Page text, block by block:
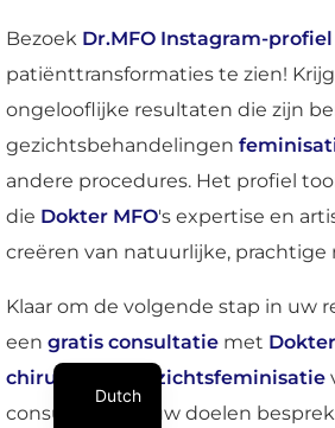
Bezoek Dr.MFO Instagram-profiel
patiënttransformaties te zien!
ongelooflijke resultaten die zijn
gezichtsbehandelingen
andere procedures. Het profiel
die Dokter MFO's expertise en
creëren van natuurlijke, prachtige
Klaar om de volgende stap in uw
een gratis consultatie met
chirurg voor gezichtsfeminisatie
consult kunt u uw doelen
Dutch